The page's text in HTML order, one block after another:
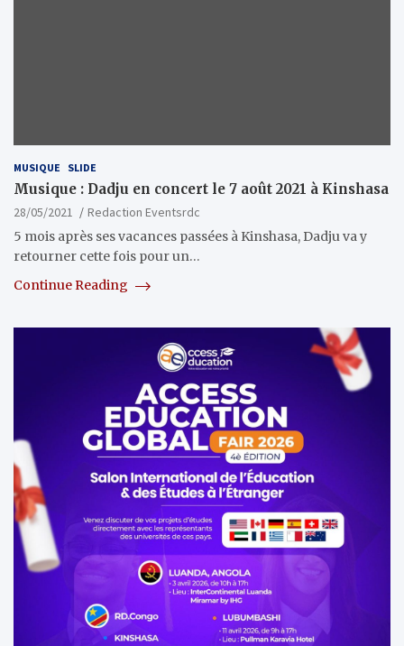
MUSIQUE SLIDE
Musique : Dadju en concert le 7 août 2021 à Kinshasa
28/05/2021
Redaction Eventsrdc
5 mois après ses vacances passées à Kinshasa, Dadju va y
retourner cette fois pour un…
Continue Reading